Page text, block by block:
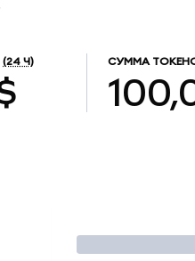
(24 Ч) СУММА
Торговать